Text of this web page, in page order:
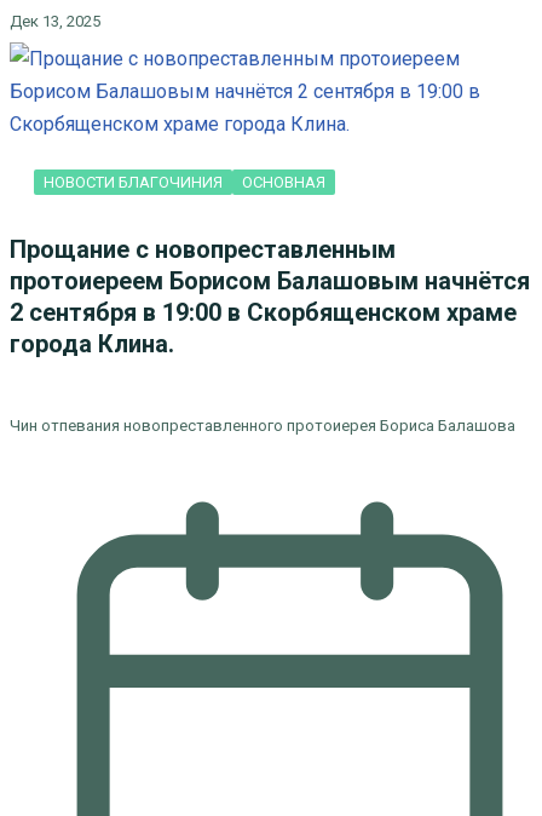
Дек 13, 2025
НОВОСТИ БЛАГОЧИНИЯ ОСНОВНАЯ
Прощание с новопреставленным
протоиереем Борисом Балашовым начнётся
2 сентября в 19:00 в Скорбященском храме
города Клина.
Чин отпевания новопреставленного протоиерея Бориса Балашова